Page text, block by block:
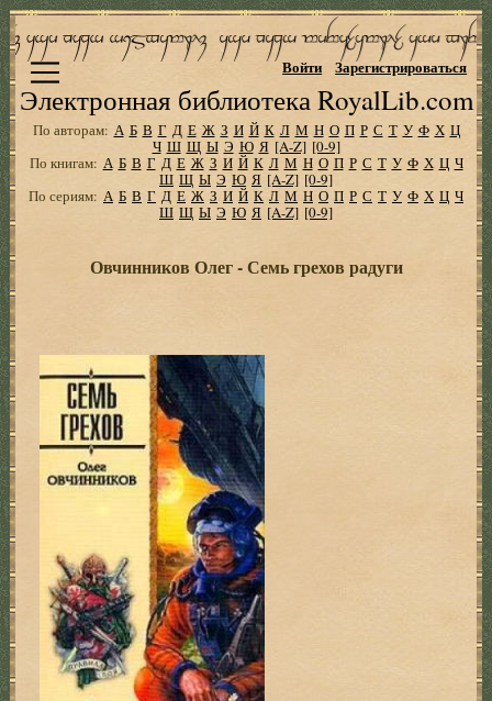
Электронная библиотека RoyalLib.com
Войти Зарегистрироваться
По авторам: А Б В Г Д Е Ж З И Й К Л М Н О П Р С Т У Ф Х Ц
Ч Ш Щ Ы Э Ю Я [A-Z] [0-9]
По книгам: А Б В Г Д Е Ж З И Й К Л М Н О П Р С Т У Ф Х Ц Ч
Ш Щ Ы Э Ю Я [A-Z] [0-9]
По сериям: А Б В Г Д Е Ж З И Й К Л М Н О П Р С Т У Ф Х Ц Ч
Ш Щ Ы Э Ю Я [A-Z] [0-9]
Овчинников Олег - Семь грехов радуги